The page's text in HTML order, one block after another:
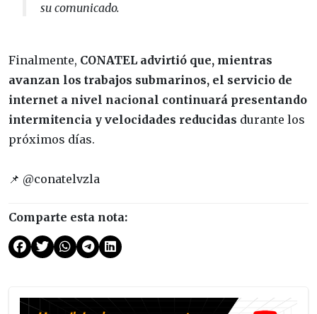
su comunicado.
Finalmente, CONATEL advirtió que, mientras
avanzan los trabajos submarinos, el servicio de
internet a nivel nacional continuará presentando
intermitencia y velocidades reducidas durante los
próximos días.
📌 @conatelvzla
Comparte esta nota: